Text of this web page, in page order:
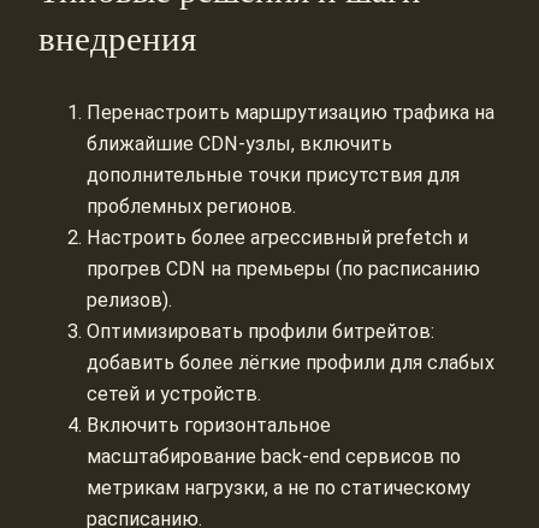
внедрения
Перенастроить маршрутизацию трафика на
ближайшие CDN-узлы, включить
дополнительные точки присутствия для
проблемных регионов.
Настроить более агрессивный prefetch и
прогрев CDN на премьеры (по расписанию
релизов).
Оптимизировать профили битрейтов:
добавить более лёгкие профили для слабых
сетей и устройств.
Включить горизонтальное
масштабирование back-end сервисов по
метрикам нагрузки, а не по статическому
расписанию.